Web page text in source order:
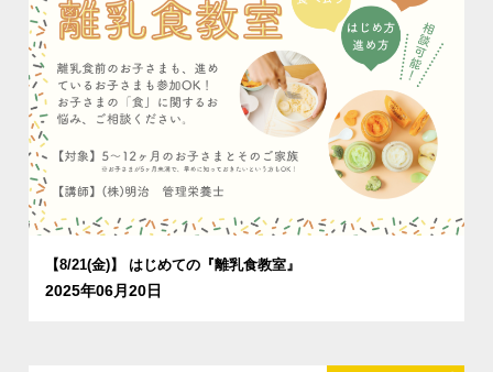
【8/21(金)】 はじめての『離乳食教室』
2025年06月20日